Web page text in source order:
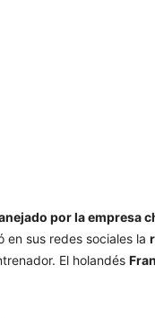
por la empresa
en sus redes sociales la
El holandés